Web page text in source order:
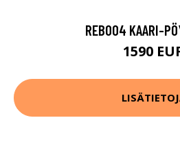
REB004 KAARI-
1590